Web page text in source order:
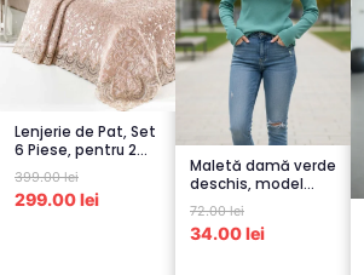
Lenjerie de Pat, Set
6 Piese, pentru 2
persoana, CAPUCI...
399.00 lei
299.00 lei
Maletă damă verde
deschis, model
raiat
72.00 lei
34.00 lei